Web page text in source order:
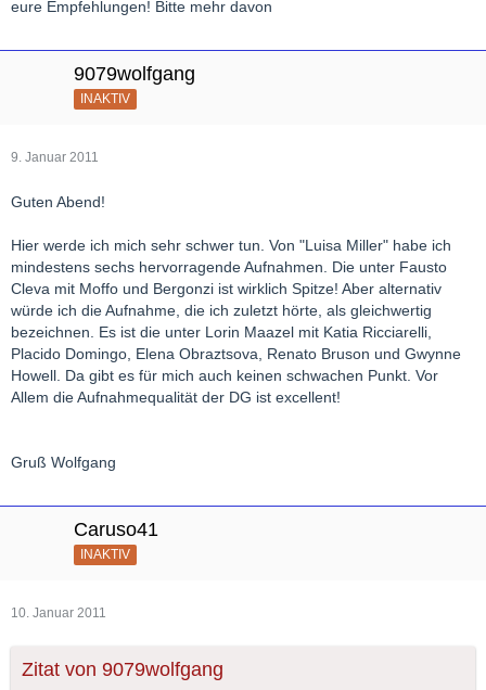
eure Empfehlungen! Bitte mehr davon
9079wolfgang
INAKTIV
9. Januar 2011
Guten Abend!
Hier werde ich mich sehr schwer tun. Von "Luisa Miller" habe ich
mindestens sechs hervorragende Aufnahmen. Die unter Fausto
Cleva mit Moffo und Bergonzi ist wirklich Spitze! Aber alternativ
würde ich die Aufnahme, die ich zuletzt hörte, als gleichwertig
bezeichnen. Es ist die unter Lorin Maazel mit Katia Ricciarelli,
Placido Domingo, Elena Obraztsova, Renato Bruson und Gwynne
Howell. Da gibt es für mich auch keinen schwachen Punkt. Vor
Allem die Aufnahmequalität der DG ist excellent!
Gruß Wolfgang
Caruso41
INAKTIV
10. Januar 2011
Zitat von 9079wolfgang